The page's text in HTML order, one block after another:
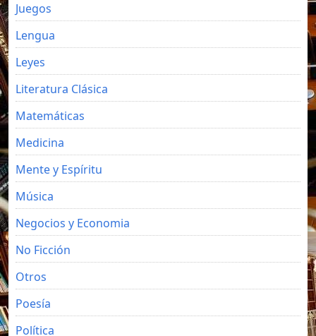
Juegos
Lengua
Leyes
Literatura Clásica
Matemáticas
Medicina
Mente y Espíritu
Música
Negocios y Economia
No Ficción
Otros
Poesía
Política